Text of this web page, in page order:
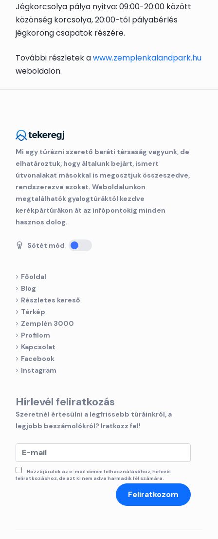
Jégkorcsolya pálya nyitva: 09:00-20:00 között
közönség korcsolya, 20:00-tól pályabérlés
jégkorong csapatok részére.
További részletek awww.zemplenkalandpark.hu
weboldalon.
Mi egy túrázni szerető baráti társaság vagyunk, de
elhatároztuk, hogy általunk bejárt, ismert
útvonalakat másokkal is megosztjuk összeszedve,
rendszerezve azokat. Weboldalunkon
megtalálhatók gyalogtúráktól kezdve
kerékpártúrákon át az infópontokig minden
hasznos dolog.
Sötét mód
Főoldal
Blog
Részletes kereső
Térkép
Zemplén 3000
Profilom
Kapcsolat
Facebook
Instagram
Hírlevél feliratkozás
Szeretnél értesülni a legfrissebb túráinkról, a
legjobb beszámolókról? Iratkozz fel!
Hozzájárulok az e-mail címem felhasználásához, hírlevél
feliratkozáshoz, de azt ki nem adva harmadik fél számára.
Feliratkozom